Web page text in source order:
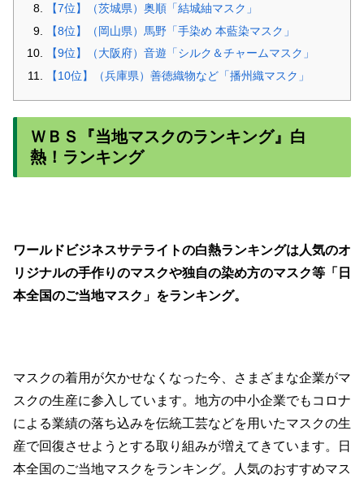
【7位】（茨城県）奥順「結城紬マスク」
【8位】（岡山県）馬野「手染め 本藍染マスク」
【9位】（大阪府）音遊「シルク＆チャームマスク」
【10位】（兵庫県）善徳織物など「播州織マスク」
ＷＢＳ『当地マスクのランキング』白
熱！ランキング
ワールドビジネスサテライトの白熱ランキングは人気のオ
リジナルの手作りのマスクや独自の染め方のマスク等「日
本全国のご当地マスク」をランキング。
マスクの着用が欠かせなくなった今、さまざまな企業がマ
スクの生産に参入しています。地方の中小企業でもコロナ
による業績の落ち込みを伝統工芸などを用いたマスクの生
産で回復させようとする取り組みが増えてきています。日
本全国のご当地マスクをランキング。人気のおすすめマス